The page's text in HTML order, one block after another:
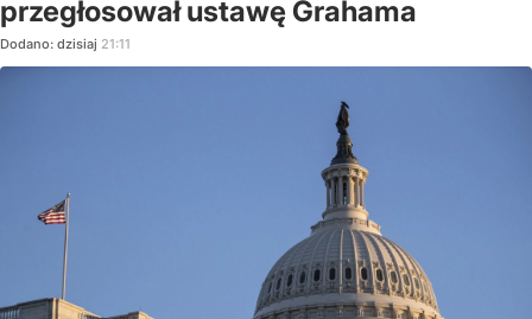
przegłosował ustawę Grahama
Dodano: dzisiaj 21:11